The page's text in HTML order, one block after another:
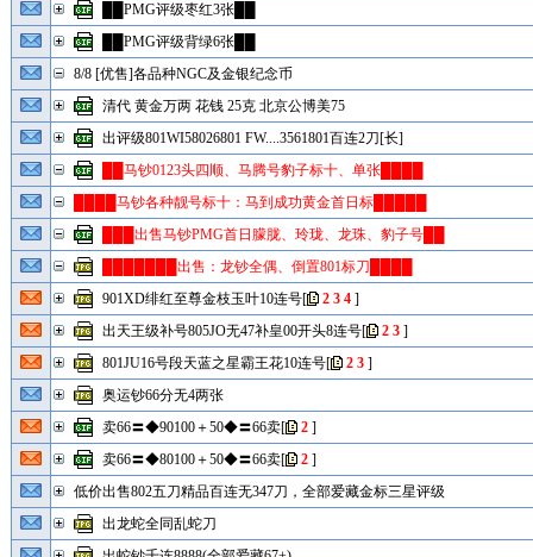
██PMG评级枣红3张██
██PMG评级背绿6张██
8/8 [优售]各品种NGC及金银纪念币
清代 黄金万两 花钱 25克 北京公博美75
出评级801WI58026801 FW....3561801百连2刀[长]
██马钞0123头四顺、马腾号豹子标十、单张████
████马钞各种靓号标十：马到成功黄金首日标█████
███出售马钞PMG首日朦胧、玲珑、龙珠、豹子号██
███████出售：龙钞全偶、倒置801标刀████
901XD绯红至尊金枝玉叶10连号[ 2 3 4]
出天王级补号805JO无47补皇00开头8连号[ 2 3]
801JU16号段天蓝之星霸王花10连号[ 2 3]
奥运钞66分无4两张
卖66〓◆90100＋50◆〓66卖[ 2]
卖66〓◆80100＋50◆〓66卖[ 2]
低价出售802五刀精品百连无347刀，全部爱藏金标三星评级
出龙蛇全同乱蛇刀